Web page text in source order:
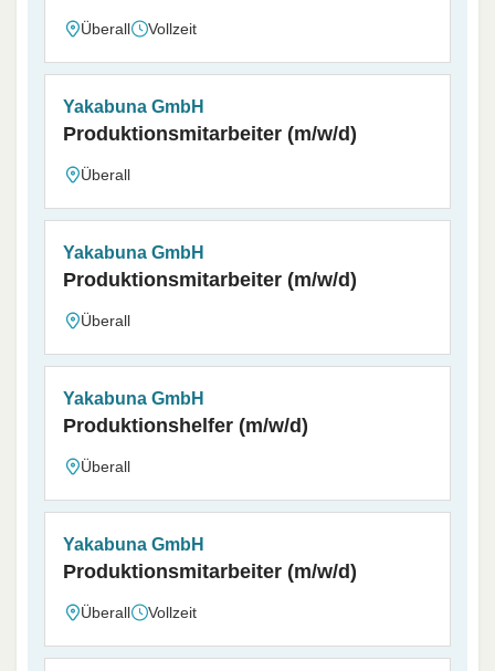
Überall Vollzeit
Yakabuna GmbH
Produktionsmitarbeiter (m/w/d)
Überall
Yakabuna GmbH
Produktionsmitarbeiter (m/w/d)
Überall
Yakabuna GmbH
Produktionshelfer (m/w/d)
Überall
Yakabuna GmbH
Produktionsmitarbeiter (m/w/d)
Überall Vollzeit